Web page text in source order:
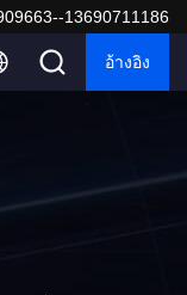
13690711186
อ้างอิง